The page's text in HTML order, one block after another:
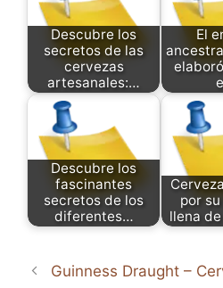
Descubre los
secretos de las
cervezas
artesanales:…
El
Descubre los
fascinantes
secretos de los
diferentes…
por
llena
Guinness Draught –